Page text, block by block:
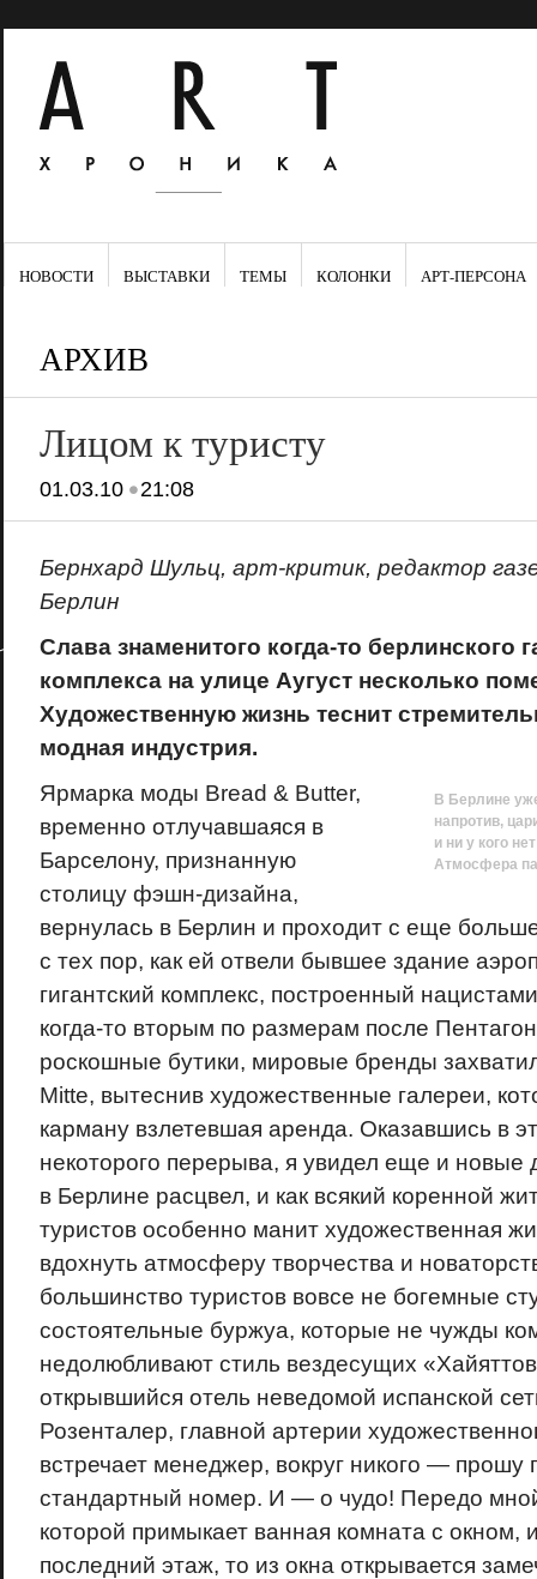
НОВОСТИ ВЫСТАВКИ ТЕМЫ КОЛОНКИ АРТ-ПЕРСОНА
АРХИВ
Лицом к туристу
01.03.10•21:08
Бернхард Шульц, арт-критик, редактор
Берлин
Слава знаменитого когда-то берлинского
комплекса на улице Аугуст несколько
Художественную жизнь теснит
модная индустрия.
В Берлине
напротив,
и ни у кого
Атмосфера
Ярмарка моды Bread & Butter,
временно отлучавшаяся в
Барселону, признанную
столицу фэшн-дизайна,
вернулась в Берлин и проходит с еще
с тех пор, как ей отвели бывшее здание
гигантский комплекс, построенный
когда-то вторым по размерам после
роскошные бутики, мировые бренды
Mitte, вытеснив художественные галереи,
карману взлетевшая аренда. Оказавшись в
некоторого перерыва, я увидел еще и новые
в Берлине расцвел, и как всякий коренной
туристов особенно манит художественная
вдохнуть атмосферу творчества и
большинство туристов вовсе не богемные
состоятельные буржуа, которые не чужды
недолюбливают стиль вездесущих
открывшийся отель неведомой испанской
Розенталер, главной артерии
встречает менеджер, вокруг никого — прошу
стандартный номер. И — о чудо! Передо
которой примыкает ванная комната с окном, и
последний этаж, то из окна открывается